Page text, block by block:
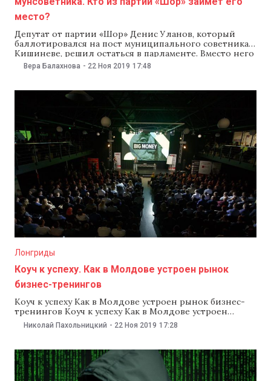
место?
Депутат от партии «Шор» Денис Уланов, который
баллотировался на пост муниципального советника в
Кишиневе, решил остаться в парламенте. Вместо него
место в столичном совете займет его однопартиец
Сергей Бутгуджи — 22 ноября муниципальный совет
партии «Шор», муниципальный совет единогласно
одобрил кандидатуру Сергея Бутгуджи на
Вера Балахнова - 22 Ноя 2019 17:48
Лонгриды
Коуч к успеху. Как в Молдове устроен рынок
бизнес-тренингов
Коуч к успеху Как в Молдове устроен рынок бизнес-
тренингов Коуч к успеху Как в Молдове устроен
рынок бизнес-тренингов В Молдове в последние
годы становятся все более популярными разного
малоизучен. Как он устроен, каков его денежный
объем, на кого рассчитан, почему выступления в
Молдове зарубежных «звезд»
Николай Пахольницкий - 22 Ноя 2019 17:28